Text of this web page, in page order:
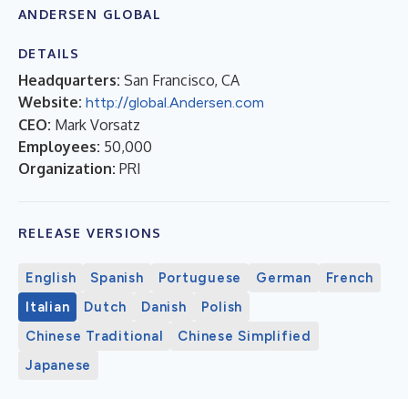
ANDERSEN GLOBAL
DETAILS
Headquarters: San Francisco, CA
Website: http://global.Andersen.com
CEO: Mark Vorsatz
Employees: 50,000
Organization: PRI
RELEASE VERSIONS
English Spanish Portuguese German
French
Italian
Dutch Danish
Polish
Chinese Traditional
Chinese Simplified
Japanese